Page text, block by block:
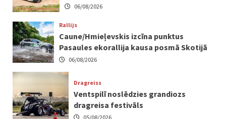
06/08/2026
Rallijs
Caune/Hmieļevskis izcīna punktus
Pasaules ekorallija kausa posmā Skotijā
06/08/2026
Dragreiss
Ventspilī noslēdzies grandiozs
dragreisa festivāls
05/08/2026